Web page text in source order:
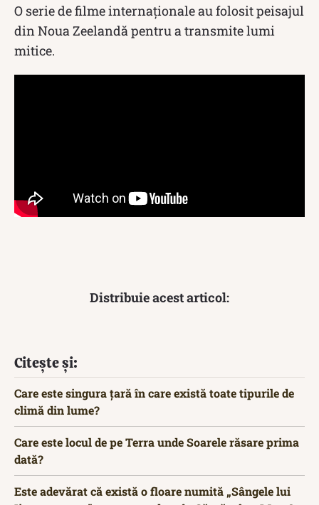
O serie de filme internaționale au folosit peisajul
din Noua Zeelandă pentru a transmite lumi
mitice.
Distribuie acest articol:
Citește și:
Care este singura țară în care există toate tipurile de
climă din lume?
Care este locul de pe Terra unde Soarele răsare prima
dată?
Este adevărat că există o floare numită „Sângele lui